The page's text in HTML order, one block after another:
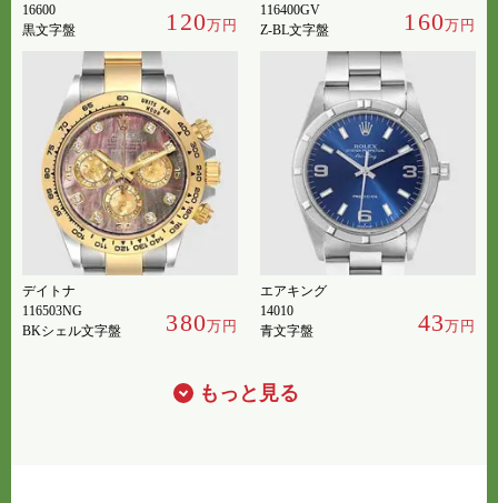
16600
黒文字盤
120万円
116400GV
Z-BL文字盤
160万円
デイトナ
116503NG
BKシェル文字盤
380万円
エアキング
14010
青文字盤
43万円
もっと見る